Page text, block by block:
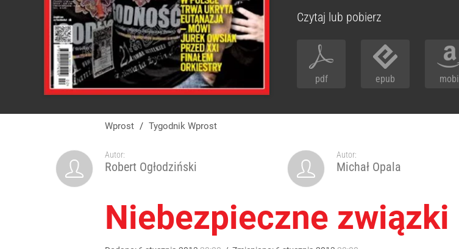
Czytaj lub pobierz
pdf epub mobi
Wprost / Tygodnik Wprost
Autor:
Robert Ogłodziński
Autor:
Michał Opala
Niebezpieczne związki